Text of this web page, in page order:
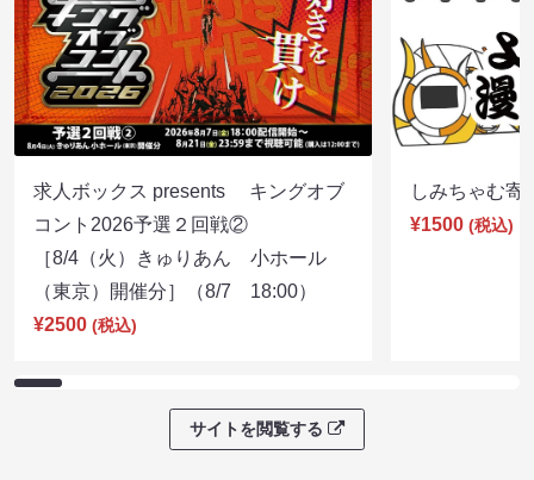
求人ボックス presents キングオブ
コント2026予選２回戦②
［8/4（火）きゅりあん 小ホール
（東京）開催分］（8/7 18:00）
¥2500 (税込)
しみちゃむ
¥1500 (税込)
サイトを閲覧する